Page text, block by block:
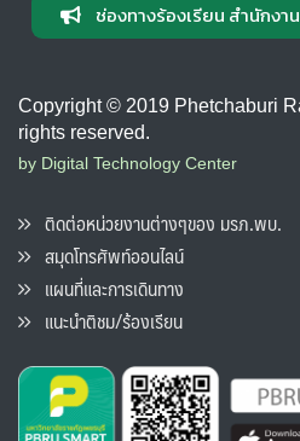
ช่องทางร้องเรียน สำนักงา
Copyright © 2019 Phetchaburi
rights reserved.
by Digital Technology Center
ติดต่อหน่วยงานต่างๆของ มรภ.พบ.
สมุดโทรศัพท์ออนไลน์
แผนที่และการเดินทาง
แนะนำติชม/ร้องเรียน